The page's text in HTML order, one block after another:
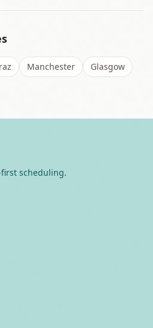
Manchester Glasgow
scheduling.